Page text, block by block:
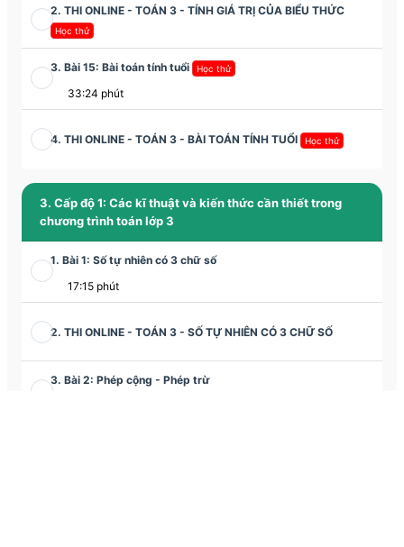
2. THI ONLINE - TOÁN 3 - TÍNH GIÁ TRỊ CỦA BIỂU THỨC
Học thử
3. Bài 15: Bài toán tính tuổi Học thử
33:24 phút
4. THI ONLINE - TOÁN 3 - BÀI TOÁN TÍNH TUỔI Học thử
3. Cấp độ 1: Các kĩ thuật và kiến thức cần thiết trong
chương trình toán lớp 3
1. Bài 1: Số tự nhiên có 3 chữ số
17:15 phút
2. THI ONLINE - TOÁN 3 - SỐ TỰ NHIÊN CÓ 3 CHỮ SỐ
3. Bài 2: Phép cộng - Phép trừ